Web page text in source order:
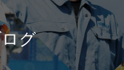
グ